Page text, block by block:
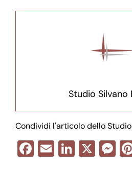
Studio Silvano
Condividi l'articolo dello
F E Li X M